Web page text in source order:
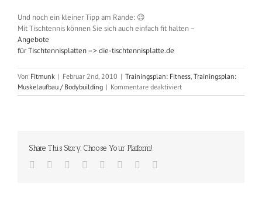
Und noch ein kleiner Tipp am Rande: 😉
Mit Tischtennis können Sie sich auch einfach fit halten –
Angebote
für Tischtennisplatten –> die-tischtennisplatte.de
Von Fitmunk | Februar 2nd, 2010 | Trainingsplan: Fitness, Trainingsplan:
Muskelaufbau / Bodybuilding | Kommentare deaktiviertfür
Alternierender
Share This Story, Choose Your Platform!
Facebook
TwitterReddit LinkedIn
TumblrPinterest